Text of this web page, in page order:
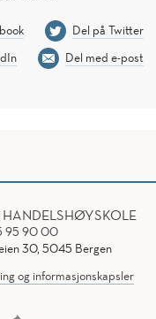
Del på Twitter
Del med e-post
95 90 00
30, 5045 Bergen
og informasjonskapsler